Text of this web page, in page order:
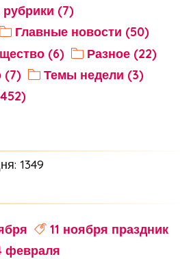
рубрики (7)
Главные новости (50)
(6)
Разное (22)
(7)
Темы недели (3)
1349
11 ноября праздник
февраля